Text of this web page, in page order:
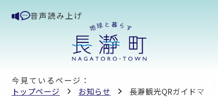
音声読み上げ
今見ているページ：
トップページ
お知らせ 長瀞観光QRガイドマッ